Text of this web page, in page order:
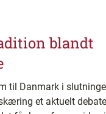
blandt
til Danmark i
et aktuelt